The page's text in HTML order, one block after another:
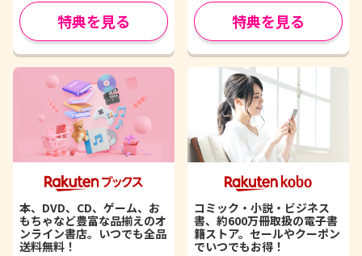
特典を見る 特典を見る
本、DVD、CD、ゲーム、お
もちゃなど豊富な品揃えのオ
ンライン書店。いつでも全品
送料無料！
コミック・小説・ビジネス
書、約600万冊取扱の電子書
籍ストア。セールやクーポン
でいつでもお得！